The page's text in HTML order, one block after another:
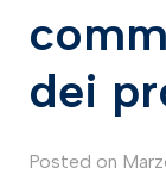
dei
Posted on